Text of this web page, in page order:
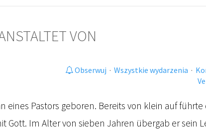
VON
Obserwuj · Wszystkie wydarzenia ·
eines Pastors geboren. Bereits von klein auf führte
Gott. Im Alter von sieben Jahren übergab er sein